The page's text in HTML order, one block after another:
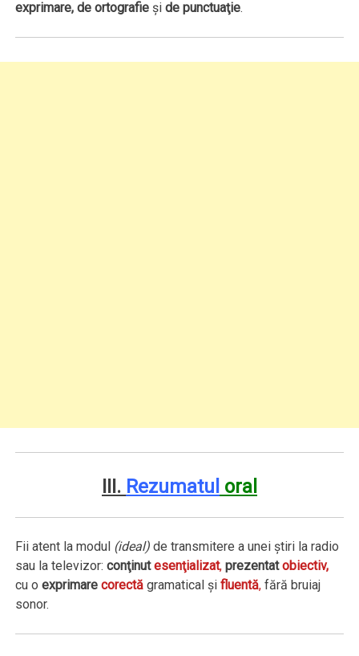
exprimare, de ortografie şide punctuaţie.
III. Rezumatul oral
Fii atent la modul (ideal) de transmitere a unei ştiri la radio
sau la televizor:conţinutesenţializat, prezentatobiectiv,
cu oexprimarecorectă gramatical şifluentă, fără bruiaj
sonor.